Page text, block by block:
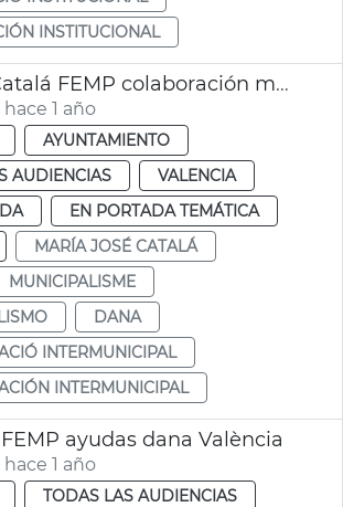
INSTITUCIONAL
Reunión Catalá FEMP colaboración municipios emergencias
1 año
AYUNTAMIENTO
AUDIENCIAS
VALENCIA
EN PORTADA TEMÁTICA
MARÍA JOSÉ CATALÁ
MUNICIPALISME
DANA
INTERMUNICIPAL
INTERMUNICIPAL
ayudas dana València
1 año
TODAS LAS AUDIENCIAS